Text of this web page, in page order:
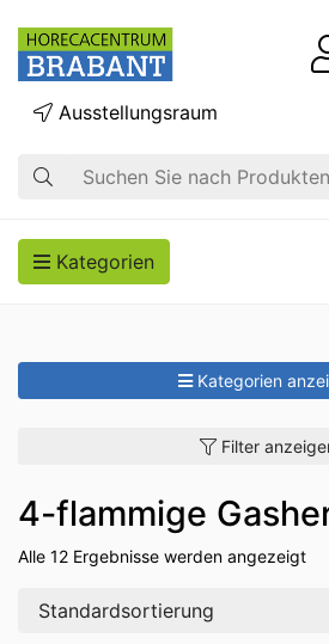
Suche
Ausstellungsraum
Kategorien
Kategorien
Filter
4-flammige
Alle 12 Ergebnisse werden angezeigt